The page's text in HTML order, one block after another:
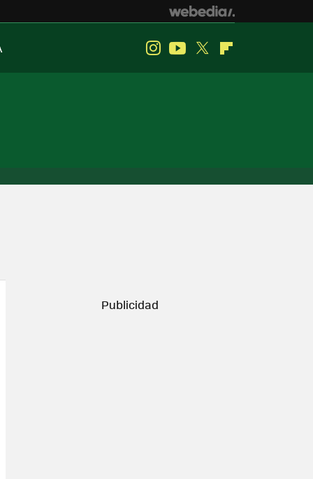
InstagramYoutube
Twitter